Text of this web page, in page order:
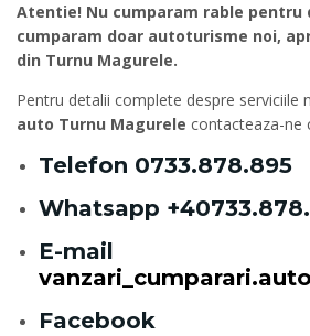
Atentie! Nu cumparam rable pentru
cumparam doar autoturisme noi,
din Turnu Magurele.
Pentru detalii complete despre serviciile
auto Turnu Magurele contacteaza-ne
Telefon 0733.878.895
Whatsapp
E-mail
Facebook